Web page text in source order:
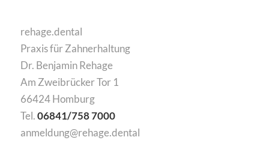
rehage.dental
Praxis für Zahnerhaltung
Dr. Benjamin Rehage
Am Zweibrücker Tor 1
66424 Homburg
Tel.06841/758 7000
anmeldung@rehage.dental